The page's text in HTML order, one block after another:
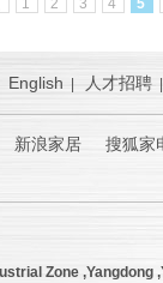
1 2 3 4 5
English 人才招聘
新浪家居 搜狐家
Zone ,Yangdong